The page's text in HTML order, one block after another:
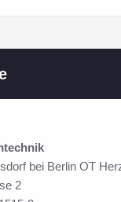
bei Berlin OT
2